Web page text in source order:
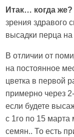
Итак… когда же?
зрения здравого
высадки перца
В отличии от
на постоянное
цветка в первой
примерно через
если будете
с 1го по 15 марта
семян.. То есть